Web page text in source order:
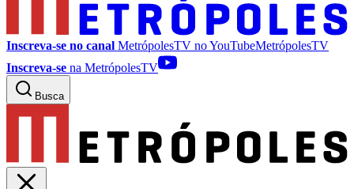
Inscreva-se no canal MetrópolesTV noYouTubeMetrópolesTV
Inscreva-se na MetrópolesTV
Busca